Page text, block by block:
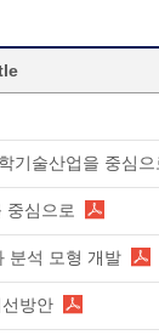
기술산업을 중심으
중심으로
분석 모형 개발
방안